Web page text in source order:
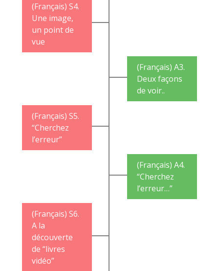
(Français) S4.
Une image,
un point de
vue
(Français) A3.
Deux façons
de voir..
(Français) S5.
“Cherchez
l’erreur”
(Français) A4.
“Cherchez
l’erreur…”
(Français) S6.
A la
découverte
de “livres
vidéo”